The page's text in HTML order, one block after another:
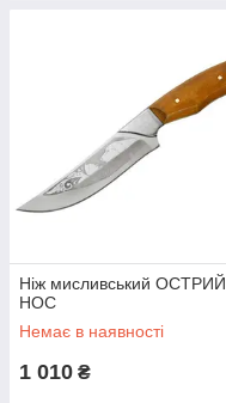
Ніж мисливський ОСТРИЙ
НОС
Немає в наявності
1 010 ₴